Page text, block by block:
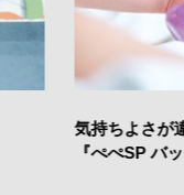
気持ちよさが
『ぺぺSP バ